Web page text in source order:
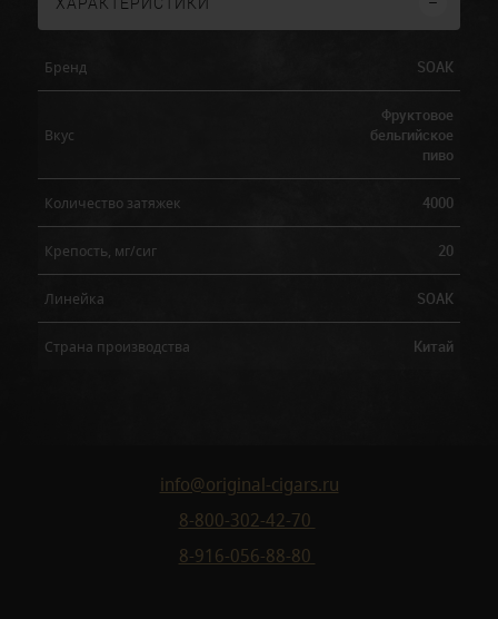
Бренд SOAK
Вкус
Фруктовое
бельгийское
пиво
Количество затяжек 4000
Крепость, мг/сиг 20
Линейка SOAK
Страна производства Китай
info@original-cigars.ru
8-800-302-42-70
8-916-056-88-80